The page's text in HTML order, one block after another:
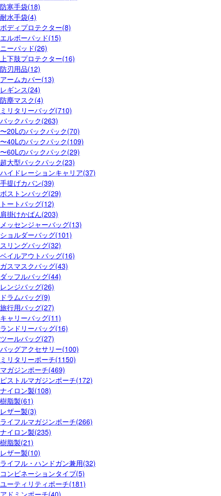
防寒手袋(18)
耐水手袋(4)
ボディプロテクター(8)
エルボーパッド(15)
ニーパッド(26)
上下肢プロテクター(16)
防刃用品(12)
アームカバー(13)
レギンス(24)
防塵マスク(4)
ミリタリーバッグ(710)
バックパック(263)
〜20Lのバックパック(70)
〜40Lのバックパック(109)
〜60Lのバックパック(29)
超大型バックパック(23)
ハイドレーションキャリア(37)
手提げカバン(39)
ボストンバッグ(29)
トートバッグ(12)
肩掛けかばん(203)
メッセンジャーバッグ(13)
ショルダーバッグ(101)
スリングバッグ(32)
ベイルアウトバッグ(16)
ガスマスクバッグ(43)
ダッフルバッグ(44)
レンジバッグ(26)
ドラムバッグ(9)
旅行用バッグ(27)
キャリーバッグ(11)
ランドリーバッグ(16)
ツールバッグ(27)
バッグアクセサリー(100)
ミリタリーポーチ(1150)
マガジンポーチ(469)
ピストルマガジンポーチ(172)
ナイロン製(108)
樹脂製(61)
レザー製(3)
ライフルマガジンポーチ(266)
ナイロン製(235)
樹脂製(21)
レザー製(10)
ライフル・ハンドガン兼用(32)
コンビネーションタイプ(5)
ユーティリティポーチ(181)
アドミンポーチ(40)